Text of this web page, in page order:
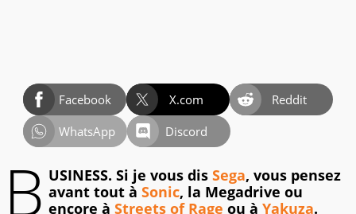
Facebook X.com
Reddit
WhatsApp
Discord
B USINESS. Si je vous dis Sega, vous pensez
avant tout à Sonic, la Megadrive ou
encore à Streets of Rage ou à Yakuza.